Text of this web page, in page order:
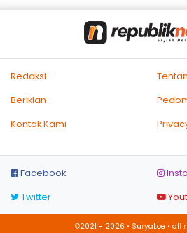
Redaksi
Beriklan
Kontak Kami
Facebook
Twitter
©2021 - 2026 • SuryaLoe • all